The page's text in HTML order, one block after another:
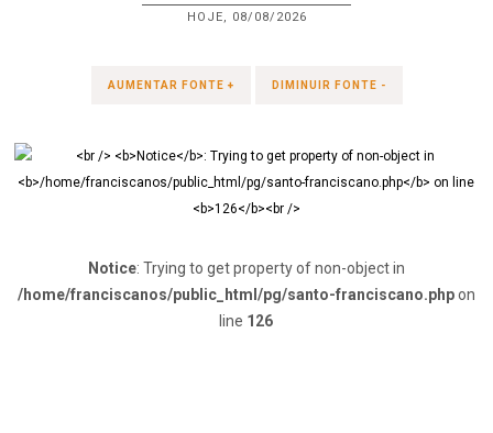
HOJE, 08/08/2026
AUMENTAR FONTE + DIMINUIR FONTE -
Notice: Trying to get property of non-object in
/home/franciscanos/public_html/pg/santo-franciscano.phpon
line 126